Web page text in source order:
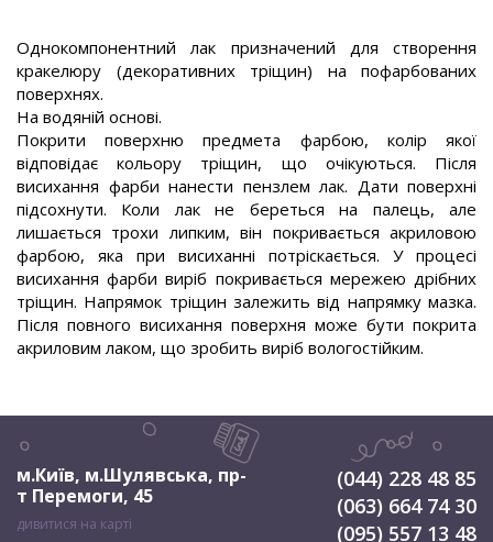
Однокомпонентний лак призначений для створення
кракелюру (декоративних тріщин) на пофарбованих
поверхнях.
На водяній основі.
Покрити поверхню предмета фарбою, колір якої
відповідає кольору тріщин, що очікуються. Після
висихання фарби нанести пензлем лак. Дати поверхні
підсохнути. Коли лак не береться на палець, але
лишається трохи липким, він покривається акриловою
фарбою, яка при висиханні потріскається. У процесі
висихання фарби виріб покривається мережею дрібних
тріщин. Напрямок тріщин залежить від напрямку мазка.
Після повного висихання поверхня може бути покрита
акриловим лаком, що зробить виріб вологостійким.
м.Київ, м.Шулявська, пр-
т Перемоги, 45
дивитися на карті
(044) 228 48 85
(063) 664 74 30
(095) 557 13 48